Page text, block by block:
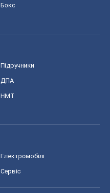
Бокс
Підручники
ДПА
НМТ
Електромобілі
Сервіс